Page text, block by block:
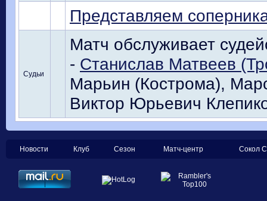
Представляем
Судьи
Матч обслуживает
- Станислав Матвеев
Марьин (Кострома),
Виктор Юрьевич
Новости Клуб Сезон Матч-центр Сокол